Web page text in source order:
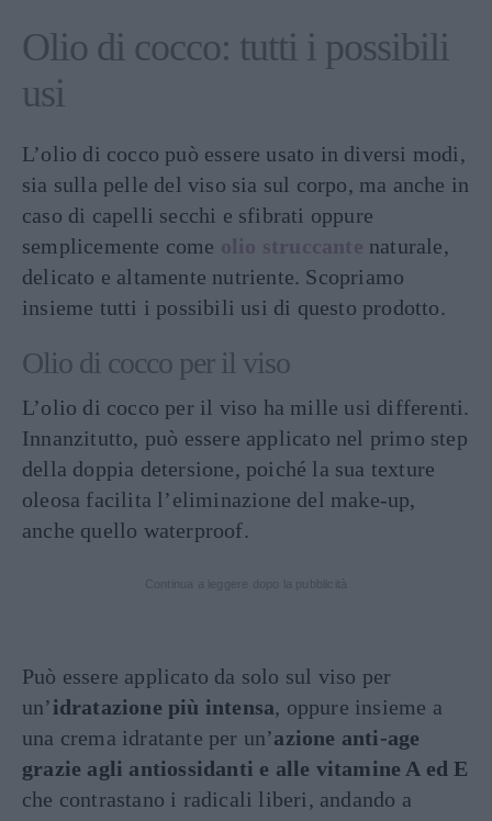
Olio di cocco: tutti i possibili
usi
L’olio di cocco può essere usato in diversi modi,
sia sulla pelle del viso sia sul corpo, ma anche in
caso di capelli secchi e sfibrati oppure
semplicemente come olio struccante naturale,
delicato e altamente nutriente. Scopriamo
insieme tutti i possibili usi di questo prodotto.
Olio di cocco per il viso
L’olio di cocco per il viso ha mille usi differenti.
Innanzitutto, può essere applicato nel primo step
della doppia detersione, poiché la sua texture
oleosa facilita l’eliminazione del make-up,
anche quello waterproof.
Può essere applicato da solo sul viso per
un’idratazione più intensa, oppure insieme a
una crema idratante per un’azione anti-age
grazie agli antiossidanti e alle vitamine A ed E
che contrastano i radicali liberi, andando a